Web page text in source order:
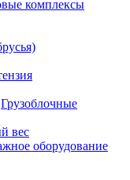
комплексы
Грузоблочные
вес
оборудование